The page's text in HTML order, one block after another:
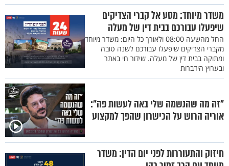
משדר מיוחד: מסע אל קברי הצדיקים
שיפעלו עבורכם בבית דין של מעלה
החל מהשעה 08:00 ולאורך כל היום: משדר מיוחד
מקברי הצדיקים שיפעלו עבורכם לשנה טובה
ומתוקה בבית דין של מעלה. שידור חי באתר
ובערוץ הידברות
"זה מה שהנשמה שלי באה לעשות פה":
אוריה הרוש על הכישרון שהפך למקצוע
חיזוק והתעוררות לפני יום הדין: משדר